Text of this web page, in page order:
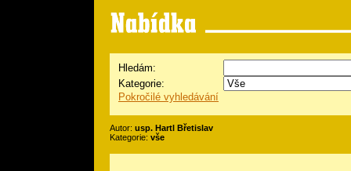
Hledám:
Kategorie:
Pokročilé vyhledávání
Autor: usp. Hartl Břetislav
Kategorie: vše